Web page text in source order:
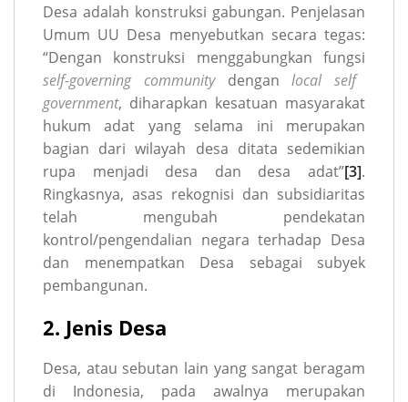
Desa adalah konstruksi gabungan. Penjelasan
Umum UU Desa menyebutkan secara tegas:
“Dengan konstruksi menggabungkan fungsi
self-governing communitydenganlocal self
government, diharapkan kesatuan masyarakat
hukum adat yang selama ini merupakan
bagian dari wilayah desa ditata sedemikian
rupa menjadi desa dan desa adat”[3].
Ringkasnya, asas rekognisi dan subsidiaritas
telah mengubah pendekatan
kontrol/pengendalian negara terhadap Desa
dan menempatkan Desa sebagai subyek
pembangunan.
2. Jenis Desa
Desa, atau sebutan lain yang sangat beragam
di Indonesia, pada awalnya merupakan